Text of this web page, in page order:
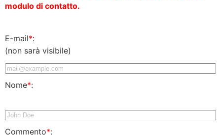
modulo di contatto.
E-mail*:
(non sarà visibile)
Nome*:
Commento*: